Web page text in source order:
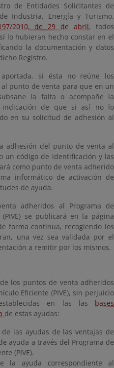
de Entidades Solicitantes de
Industria, Energía y Turismo,
2010, de 29 de abril, todos
lo hubieran hecho constar en el
la documentación y datos
Registro.
aportada, si ésta no reúne los
punto de venta para que en un
la falta o acompañe la
indicación de que si así no lo
en su solicitud de adhesión al
adhesión del punto de venta al
un código de identificación y las
como punto de venta adherido
informático de activación de
de ayuda.
adheridos al Programa de
se publicará en la página
forma continua, recogiendo los
una vez sea validada por el
a remitir por los mismos.
los puntos de venta adheridos
Eficiente (PIVE), sin perjuicio
en las las bases
de estas ayudas:
las ayudas de las ventajas de
ayuda a través del Programa de
(PIVE).
la ayuda correspondiente al